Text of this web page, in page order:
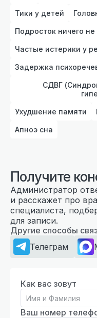
Тики у детей
Подросток ничего не
Частые истерики у
Задержка
СДВГ
Ухудшение памяти
Апноэ сна
Получите
Администратор
и расскажет про
специалиста,
для записи.
Другие способы
Телеграм
Как вас зовут
Ваш номер